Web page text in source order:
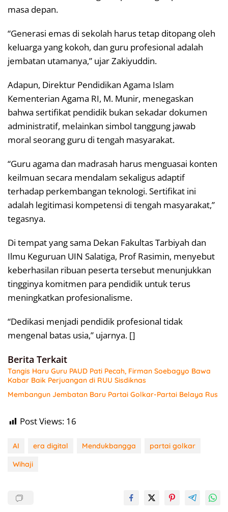
masa depan.
“Generasi emas di sekolah harus tetap ditopang oleh
keluarga yang kokoh, dan guru profesional adalah
jembatan utamanya,” ujar Zakiyuddin.
Adapun, Direktur Pendidikan Agama Islam
Kementerian Agama RI, M. Munir, menegaskan
bahwa sertifikat pendidik bukan sekadar dokumen
administratif, melainkan simbol tanggung jawab
moral seorang guru di tengah masyarakat.
“Guru agama dan madrasah harus menguasai konten
keilmuan secara mendalam sekaligus adaptif
terhadap perkembangan teknologi. Sertifikat ini
adalah legitimasi kompetensi di tengah masyarakat,”
tegasnya.
Di tempat yang sama Dekan Fakultas Tarbiyah dan
Ilmu Keguruan UIN Salatiga, Prof Rasimin, menyebut
keberhasilan ribuan peserta tersebut menunjukkan
tingginya komitmen para pendidik untuk terus
meningkatkan profesionalisme.
“Dedikasi menjadi pendidik profesional tidak
mengenal batas usia,” ujarnya. []
Berita Terkait
Tangis Haru Guru PAUD Pati Pecah, Firman Soebagyo Bawa
Kabar Baik Perjuangan di RUU Sisdiknas
Membangun Jembatan Baru Partai Golkar-Partai Belaya Rus
Post Views: 16
AI era digital Mendukbangga
partai golkar
Wihaji